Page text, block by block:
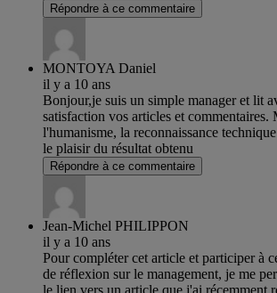
Répondre à ce commentaire
MONTOYA Daniel
il y a 10 ans
Bonjour,je suis un simple manager et lit
satisfaction vos articles et commentaires.
l'humanisme, la reconnaissance
le plaisir du résultat obtenu
Répondre à ce commentaire
Jean-Michel PHILIPPON
il y a 10 ans
Pour compléter cet article et participer à
de réflexion sur le management, je me
le lien vers un article que j'ai récemment